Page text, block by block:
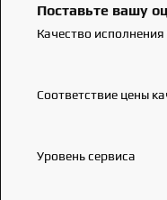
Поставьте вашу
Качество
Соответствие цены
Уровень сервиса